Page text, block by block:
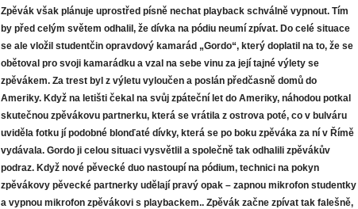
Zpěvák však plánuje uprostřed písně nechat playback schválně vypnout. Tím
by před celým světem odhalil, že dívka na pódiu neumí zpívat. Do celé situace
se ale vložil studentčin opravdový kamarád „Gordo“, který doplatil na to, že se
obětoval pro svoji kamarádku a vzal na sebe vinu za její tajné výlety se
zpěvákem. Za trest byl z výletu vyloučen a poslán předčasně domů do
Ameriky. Když na letišti čekal na svůj zpáteční let do Ameriky, náhodou potkal
skutečnou zpěvákovu partnerku, která se vrátila z ostrova poté, co v bulváru
uviděla fotku jí podobné blonďaté dívky, která se po boku zpěváka za ní v Římě
vydávala. Gordo ji celou situaci vysvětlil a společně tak odhalili zpěvákův
podraz. Když nové pěvecké duo nastoupí na pódium, technici na pokyn
zpěvákovy pěvecké partnerky udělají pravý opak – zapnou mikrofon studentky
a vypnou mikrofon zpěvákovi s playbackem.. Zpěvák začne zpívat tak falešně,